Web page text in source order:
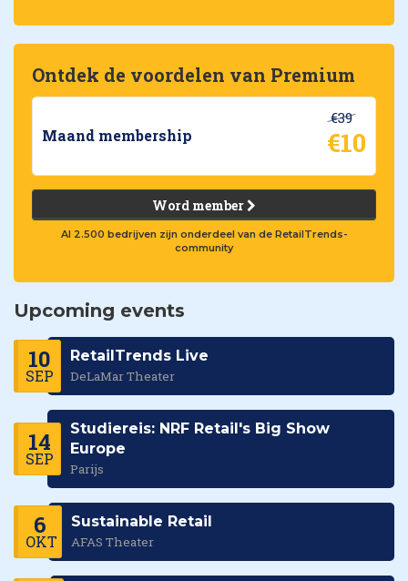
Ontdek de voordelen van Premium
Maand membership
€39
€10
Word member
Al 2.500 bedrijven zijn onderdeel van de RetailTrends-
community
Upcoming events
10
SEP
RetailTrends Live
DeLaMar Theater
14
SEP
Studiereis: NRF Retail's Big Show
Europe
Parijs
6
OKT
Sustainable Retail
AFAS Theater